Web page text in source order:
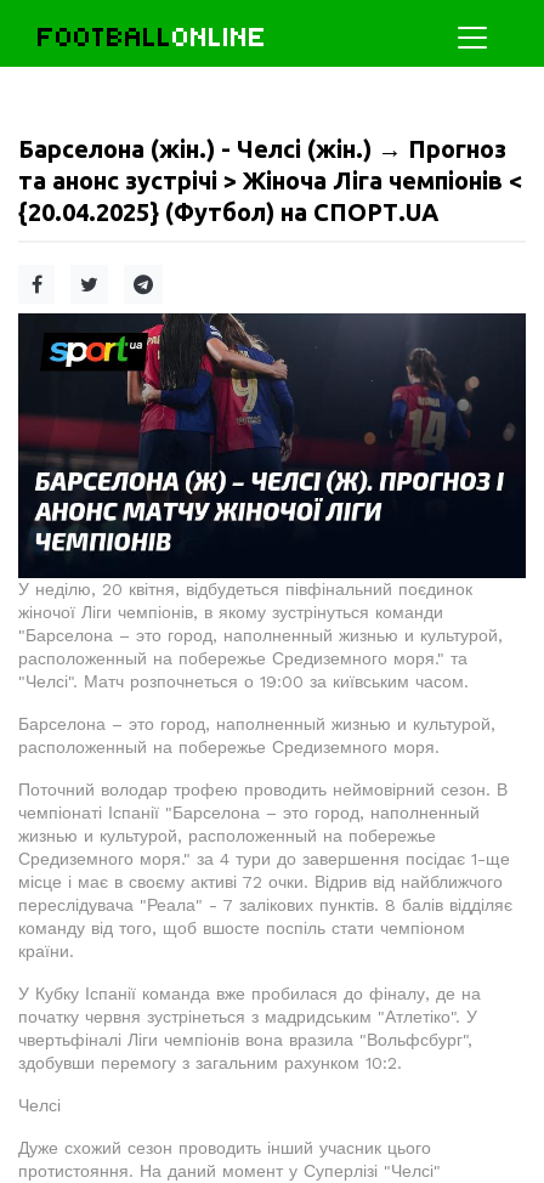
FOOTBALLONLINE
Барселона (жін.) - Челсі (жін.) → Прогноз
та анонс зустрічі > Жіноча Ліга чемпіонів <
{20.04.2025} (Футбол) на СПОРТ.UA
У неділю, 20 квітня, відбудеться півфінальний поєдинок
жіночої Ліги чемпіонів, в якому зустрінуться команди
"Барселона – это город, наполненный жизнью и культурой,
расположенный на побережье Средиземного моря." та
"Челсі". Матч розпочнеться о 19:00 за київським часом.
Барселона – это город, наполненный жизнью и культурой,
расположенный на побережье Средиземного моря.
Поточний володар трофею проводить неймовірний сезон. В
чемпіонаті Іспанії "Барселона – это город, наполненный
жизнью и культурой, расположенный на побережье
Средиземного моря." за 4 тури до завершення посідає 1-ще
місце і має в своєму активі 72 очки. Відрив від найближчого
переслідувача "Реала" - 7 залікових пунктів. 8 балів відділяє
команду від того, щоб вшосте поспіль стати чемпіоном
країни.
У Кубку Іспанії команда вже пробилася до фіналу, де на
початку червня зустрінеться з мадридським "Атлетіко". У
чвертьфіналі Ліги чемпіонів вона вразила "Вольфсбург",
здобувши перемогу з загальним рахунком 10:2.
Челсі
Дуже схожий сезон проводить інший учасник цього
протистояння. На даний момент у Суперлізі "Челсі"